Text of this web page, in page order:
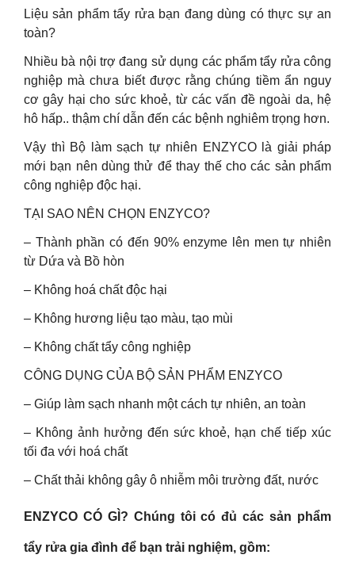
Liệu sản phẩm tẩy rửa bạn đang dùng có thực sự an
toàn?
Nhiều bà nội trợ đang sử dụng các phẩm tẩy rửa công
nghiệp mà chưa biết được rằng chúng tiềm ẩn nguy
cơ gây hại cho sức khoẻ, từ các vấn đề ngoài da, hệ
hô hấp.. thậm chí dẫn đến các bệnh nghiêm trọng hơn.
Vậy thì Bộ làm sạch tự nhiên ENZYCO là giải pháp
mới bạn nên dùng thử để thay thế cho các sản phẩm
công nghiệp độc hại.
TẠI SAO NÊN CHỌN ENZYCO?
– Thành phần có đến 90% enzyme lên men tự nhiên
từ Dứa và Bồ hòn
– Không hoá chất độc hại
– Không hương liệu tạo màu, tạo mùi
– Không chất tẩy công nghiệp
CÔNG DỤNG CỦA BỘ SẢN PHẨM ENZYCO
– Giúp làm sạch nhanh một cách tự nhiên, an toàn
– Không ảnh hưởng đến sức khoẻ, hạn chế tiếp xúc
tối đa với hoá chất
– Chất thải không gây ô nhiễm môi trường đất, nước
ENZYCO CÓ GÌ? Chúng tôi có đủ các sản phẩm
tẩy rửa gia đình để bạn trải nghiệm, gồm: